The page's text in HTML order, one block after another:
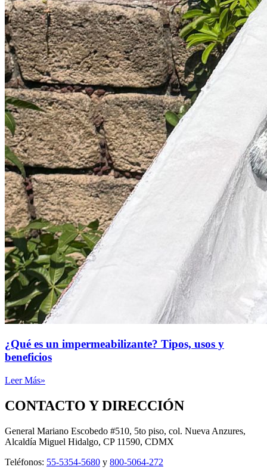
¿Qué es un impermeabilizante? Tipos, usos y
beneficios
Leer Más»
CONTACTO Y DIRECCIÓN
General Mariano Escobedo #510, 5to piso, col. Nueva Anzures,
Alcaldía Miguel Hidalgo, CP 11590, CDMX
Teléfonos: 55-5354-5680 y 800-5064-272